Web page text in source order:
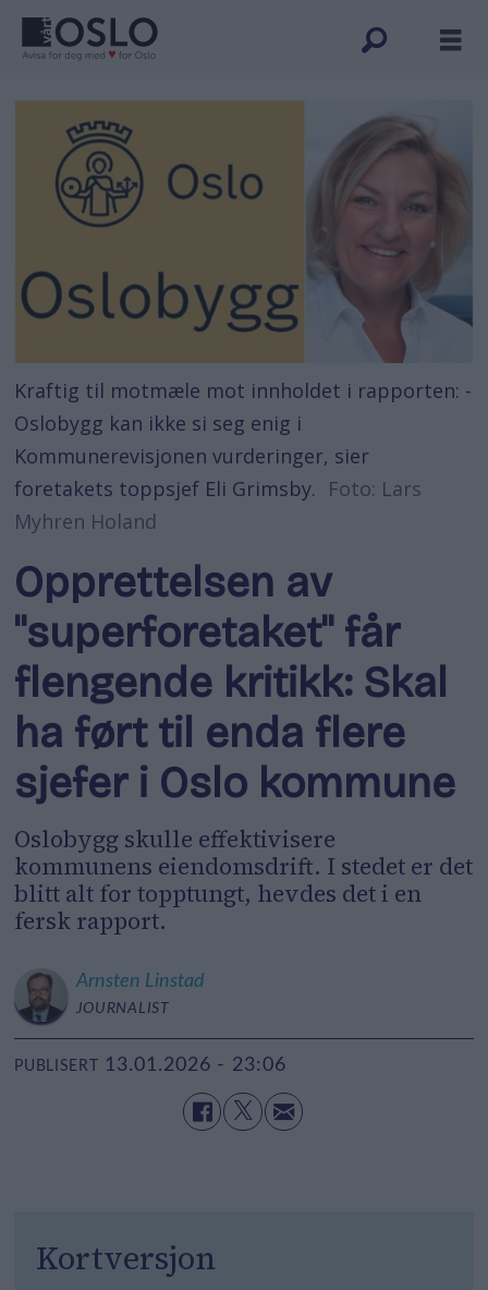
Kraftig til motmæle mot innholdet i rapporten: -
Oslobygg kan ikke si seg enig i
Kommunerevisjonen vurderinger, sier
foretakets toppsjef Eli Grimsby. Foto: Lars
Myhren Holand
Opprettelsen av
"superforetaket" får
flengende kritikk: Skal
ha ført til enda flere
sjefer i Oslo kommune
Oslobygg skulle effektivisere
kommunens eiendomsdrift. I stedet er det
blitt alt for topptungt, hevdes det i en
fersk rapport.
Arnsten Linstad
JOURNALIST
PUBLISERT 13.01.2026 - 23:06
Kortversjon